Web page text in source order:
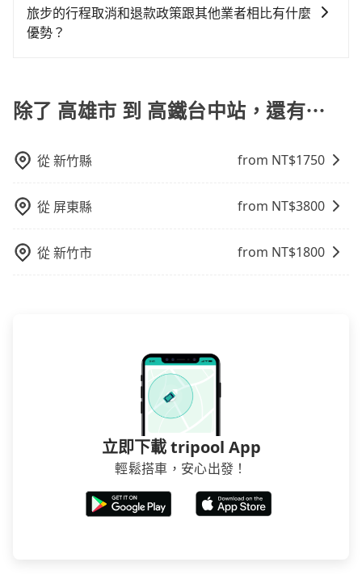
車位，對於急著用車或者要載其他乘客的人來說就有不
小的風險。最後，雖然路邊隨租隨還看似方便，但實際
駕駛執照以及良民證外，車輛一定投保最高300萬乘客
險。最好辨別叫的車是否合法，就看車牌的開頭，只要
淘汰顧客評分較低的司機，且車輛均要求5年內新車，司
機也絕對不會在車內吸煙，於新冠肺炎期間也絕對全程
在成本的控制，更是在傳統旺季（年假、端午、中秋、
用到不熟悉的司機或者轉單給其他車行的情況比同行更
低，如此便反應在服務品質的控管會更佳。但tripool網
保證前一天中午以前均可全額取消退費，如已經決定好
價格。
遇塞車、停紅燈時等低速行駛時還需額外加價不同，旅
步費用比計程車低，且能讓您更能輕鬆掌握交通開支。
旅步的行程取消和退款政策跟其他業者相比有什麼
優勢？
用車前一天的凌晨六點前完成取消訂單作業，旅步就承
諾會無條件全額退款，讓乘客感到安心之餘，降低風險
除了 高雄市 到 高鐵台中站，還有⋯
從新竹縣 from NT$1750
從 屏東縣 from NT$3800
從新竹市 from NT$1800
立即下載 tripool App
輕鬆搭車，安心出發！